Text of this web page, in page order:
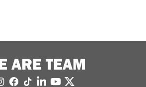
ARE TEAM